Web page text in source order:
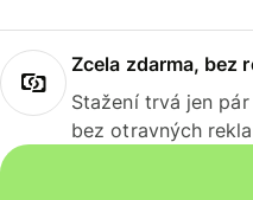
Zcela zdarma, bez
Stažení trvá jen
bez otravných